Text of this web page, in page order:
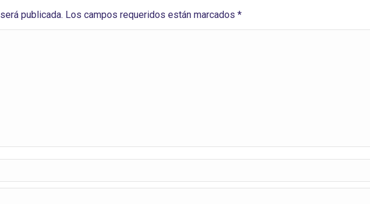
publicada. Los campos requeridos están marcados *